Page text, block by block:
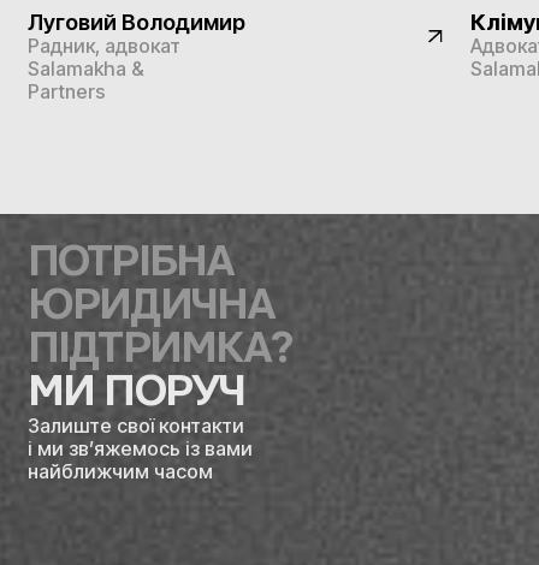
Луговий Володимир
Радник, адвокат
Salamakha &
Partners
ПОТРІБНА
ЮРИДИЧНА
ПІДТРИМКА?
МИ ПОРУЧ
Залиште свої контакти
і ми зв’яжемось із вами
найближчим часом